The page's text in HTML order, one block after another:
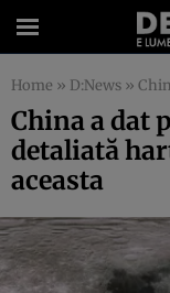
Home » D:News » China
China a dat
detaliată
aceasta